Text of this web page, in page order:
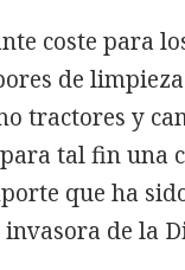
coste para
de
tractores y
tal fin una
que ha
de la